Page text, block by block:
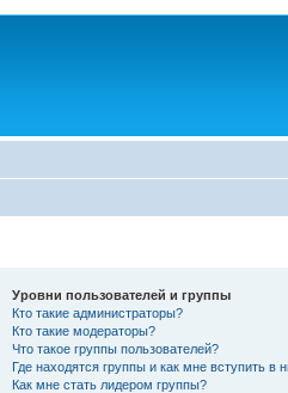
Уровни пользователей и группы
Кто такие администраторы?
Кто такие модераторы?
Что такое группы пользователей?
Где находятся группы и как мне вступить в
Как мне стать лидером группы?